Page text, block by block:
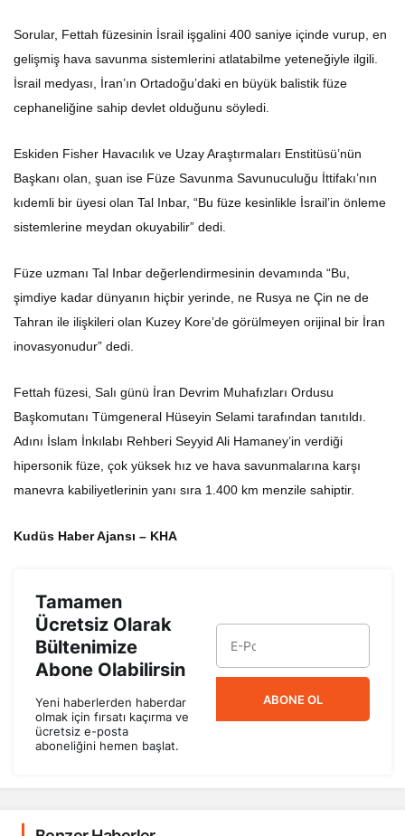
Sorular, Fettah füzesinin İsrail işgalini 400 saniye içinde vurup, en
gelişmiş hava savunma sistemlerini atlatabilme yeteneğiyle ilgili.
İsrail medyası, İran’ın Ortadoğu’daki en büyük balistik füze
cephaneliğine sahip devlet olduğunu söyledi.
Eskiden Fisher Havacılık ve Uzay Araştırmaları Enstitüsü’nün
Başkanı olan, şuan ise Füze Savunma Savunuculuğu İttifakı’nın
kıdemli bir üyesi olan Tal Inbar, “Bu füze kesinlikle İsrail’in önleme
sistemlerine meydan okuyabilir” dedi.
Füze uzmanı Tal Inbar değerlendirmesinin devamında “Bu,
şimdiye kadar dünyanın hiçbir yerinde, ne Rusya ne Çin ne de
Tahran ile ilişkileri olan Kuzey Kore’de görülmeyen orijinal bir İran
inovasyonudur” dedi.
Fettah füzesi, Salı günü İran Devrim Muhafızları Ordusu
Başkomutanı Tümgeneral Hüseyin Selami tarafından tanıtıldı.
Adını İslam İnkılabı Rehberi Seyyid Ali Hamaney’in verdiği
hipersonik füze, çok yüksek hız ve hava savunmalarına karşı
manevra kabiliyetlerinin yanı sıra 1.400 km menzile sahiptir.
Kudüs Haber Ajansı – KHA
Tamamen
Ücretsiz Olarak
Bültenimize
Abone Olabilirsin
Yeni haberlerden haberdar
olmak için fırsatı kaçırma ve
ücretsiz e-posta
aboneliğini hemen başlat.
ABONE OL